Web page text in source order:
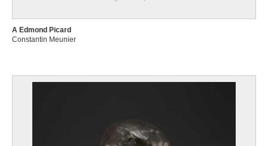
A Edmond Picard
Constantin Meunier